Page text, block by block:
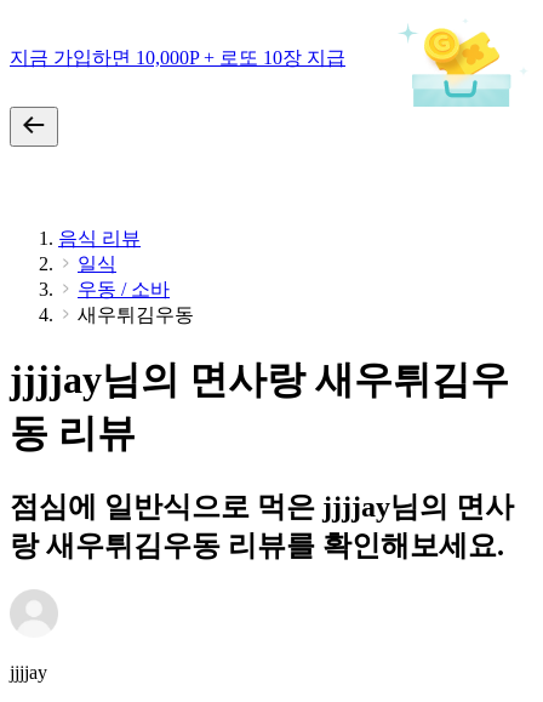
지금 가입하면 10,000P + 로또 10장 지급
음식 리뷰
일식
우동 / 소바
새우튀김우동
jjjjay님의 면사랑 새우튀김우
동 리뷰
점심에 일반식으로 먹은 jjjjay님의 면사
랑 새우튀김우동 리뷰를 확인해보세요.
jjjjay